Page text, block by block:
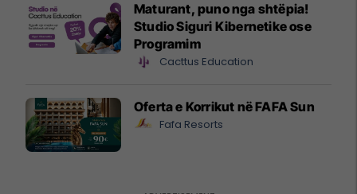
Maturant, puno nga shtëpia!
Studio Siguri Kibernetike ose
Programim
Cacttus Education
Oferta e Korrikut në FAFA Sun
Fafa Resorts